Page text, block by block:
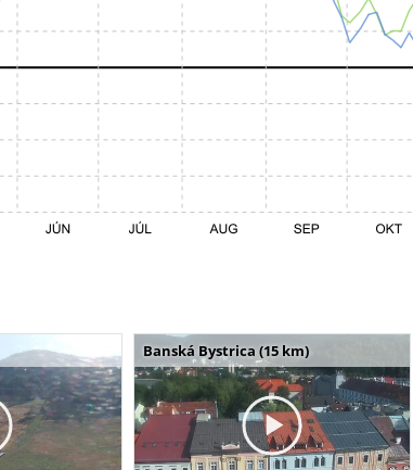
Banská Bystrica (15 km)